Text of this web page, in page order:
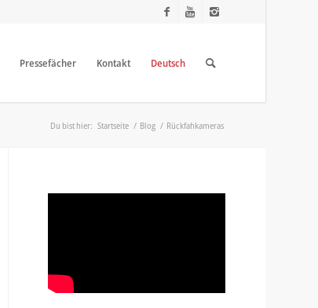
Pressefächer Kontakt Deutsch
Du bist hier: Startseite / Blog / Rückfahkameras